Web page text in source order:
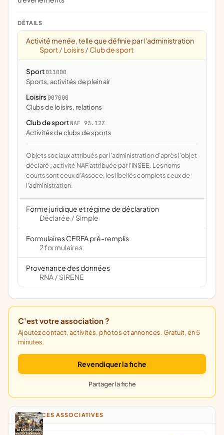
DÉTAILS
Activité menée, telle que définie par l'administration
Sport / Loisirs / Club de sport
Sport 011000
Sports, activités de plein air
Loisirs 007000
clubs de loisirs, relations
Club de sport NAF 93.12Z
Activités de clubs de sports
Objets sociaux attribués par l'administration d'après l'objet
déclaré ; activité NAF attribuée par l'INSEE. Les noms
courts sont ceux d'Assoce, les libellés complets ceux de
l'administration.
Forme juridique et régime de déclaration
Déclarée / Simple
Formulaires CERFA pré-remplis
2 formulaires
Provenance des données
RNA / SIRENE
C'est votre association ?
Ajoutez contact, activités, photos et annonces. Gratuit, en 5
minutes.
Revendiquer la fiche
Partager la fiche
ANNONCES ASSOCIATIVES